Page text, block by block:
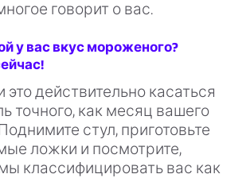
говорит о вас.
у вас вкус мороженого?
действительно касаться
точного, как месяц вашего
стул, приготовьте
ложки и посмотрите,
классифицировать вас как